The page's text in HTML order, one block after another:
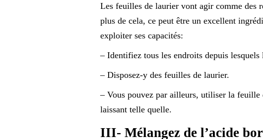
Les feuilles de laurier vont agir comme des
plus de cela, ce peut être un excellent
exploiter ses capacités:
– Identifiez tous les endroits depuis lesquels
– Disposez-y des feuilles de laurier.
– Vous pouvez par ailleurs, utiliser la feuille
laissant telle quelle.
III- Mélangez de l’acide